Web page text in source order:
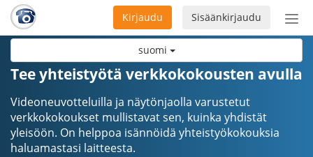
suomi
Sisäänkirjaudu
Kirjaudu
Tee yhteistyötä verkkokokousten avulla
Videoneuvotteluilla ja näytönjaolla varustetut
verkkokokoukset mullistavat sen, kuinka yhdistät
yleisöön. On helppoa isännöidä yhteistyökokouksia
haluamastasi laitteesta.